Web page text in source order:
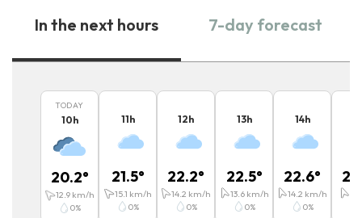
In the next hours 7-day forecast
TODAY
10h
20.2°
12.9km/h
0%
11h
21.5°
15.1 km/h
0%
12h
22.2°
14.2 km/h
0%
13h
22.5°
13.6km/h
0%
14h
22.6°
14.2 km/h
0%